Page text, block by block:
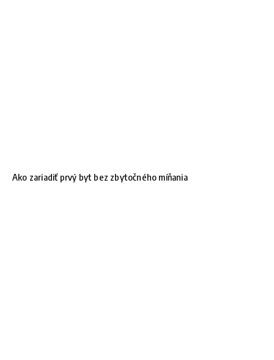
Ako zariadiť prvý byt bez zbytočného míňania